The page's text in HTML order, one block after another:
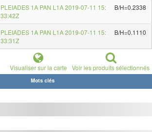
PLEIADES 1A PAN L1A 2019-07-11 15:
33:42Z
B/H=0.2338
PLEIADES 1A PAN L1A 2019-07-11 15:
33:31Z
B/H=0.1110
Visualiser sur la carte Voir les produits sélectionnés
Mots clés